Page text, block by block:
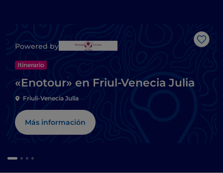
Me
Powered by
Itinerario
«Enotour» en Friul-Venecia Julia
Friuli-Venecia Julia
Más información